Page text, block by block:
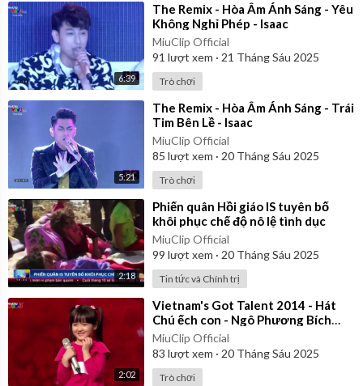
6:39
⁣The Remix - Hòa Âm Ánh Sáng - Yêu
Không Nghỉ Phép - Isaac
MiuClip Official
91 lượt xem · 21 Tháng Sáu 2025
Trò chơi
5:21
⁣The Remix - Hòa Âm Ánh Sáng - Trái
Tim Bên Lề - Isaac
MiuClip Official
85 lượt xem · 20 Tháng Sáu 2025
Trò chơi
2:18
⁣Phiến quân Hồi giáo IS tuyên bố
khôi phục chế độ nô lệ tình dục
MiuClip Official
99 lượt xem · 20 Tháng Sáu 2025
Tin tức và Chính trị
2:02
⁣Vietnam's Got Talent 2014 - Hát
Chú ếch con - Ngô Phương Bích
Ngọc
MiuClip Official
83 lượt xem · 20 Tháng Sáu 2025
Trò chơi